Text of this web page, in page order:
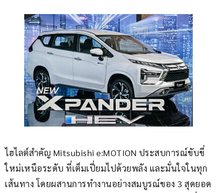
ไฮไลต์สำคัญ Mitsubishi e:MOTION ประสบการณ์ขับขี่
ใหม่เหนือระดับ ที่เต็มเปี่ยมไปด้วยพลัง และมั่นใจในทุก
เส้นทาง โดยผสานการทำงานอย่างสมบูรณ์ของ 3 สุดยอด